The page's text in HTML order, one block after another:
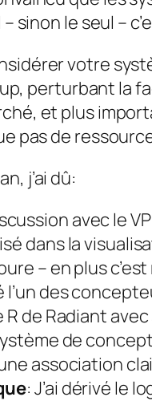
sinon le seul –
votre
perturbant la
et plus
pas de
j’ai dû:
avec le
dans la
– en plus c’est
l’un des
de Radiant
de
association
: J’ai dérivé le